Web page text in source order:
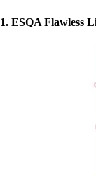
1. ESQA Flawless